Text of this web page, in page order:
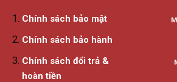
Chính sách bảo mật
Chính sách bảo hành
Chính sách đổi trả &
hoàn tiền